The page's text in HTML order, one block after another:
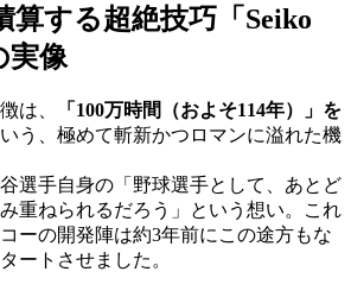
算する超絶技巧「Seiko
実像
は、
「100万時間（およそ114年）」を
う、極めて斬新かつロマンに溢れた機
選手自身の「野球選手として、あとど
重ねられるだろう」という想い。これ
ーの開発陣は約3年前にこの途方もな
ートさせました。